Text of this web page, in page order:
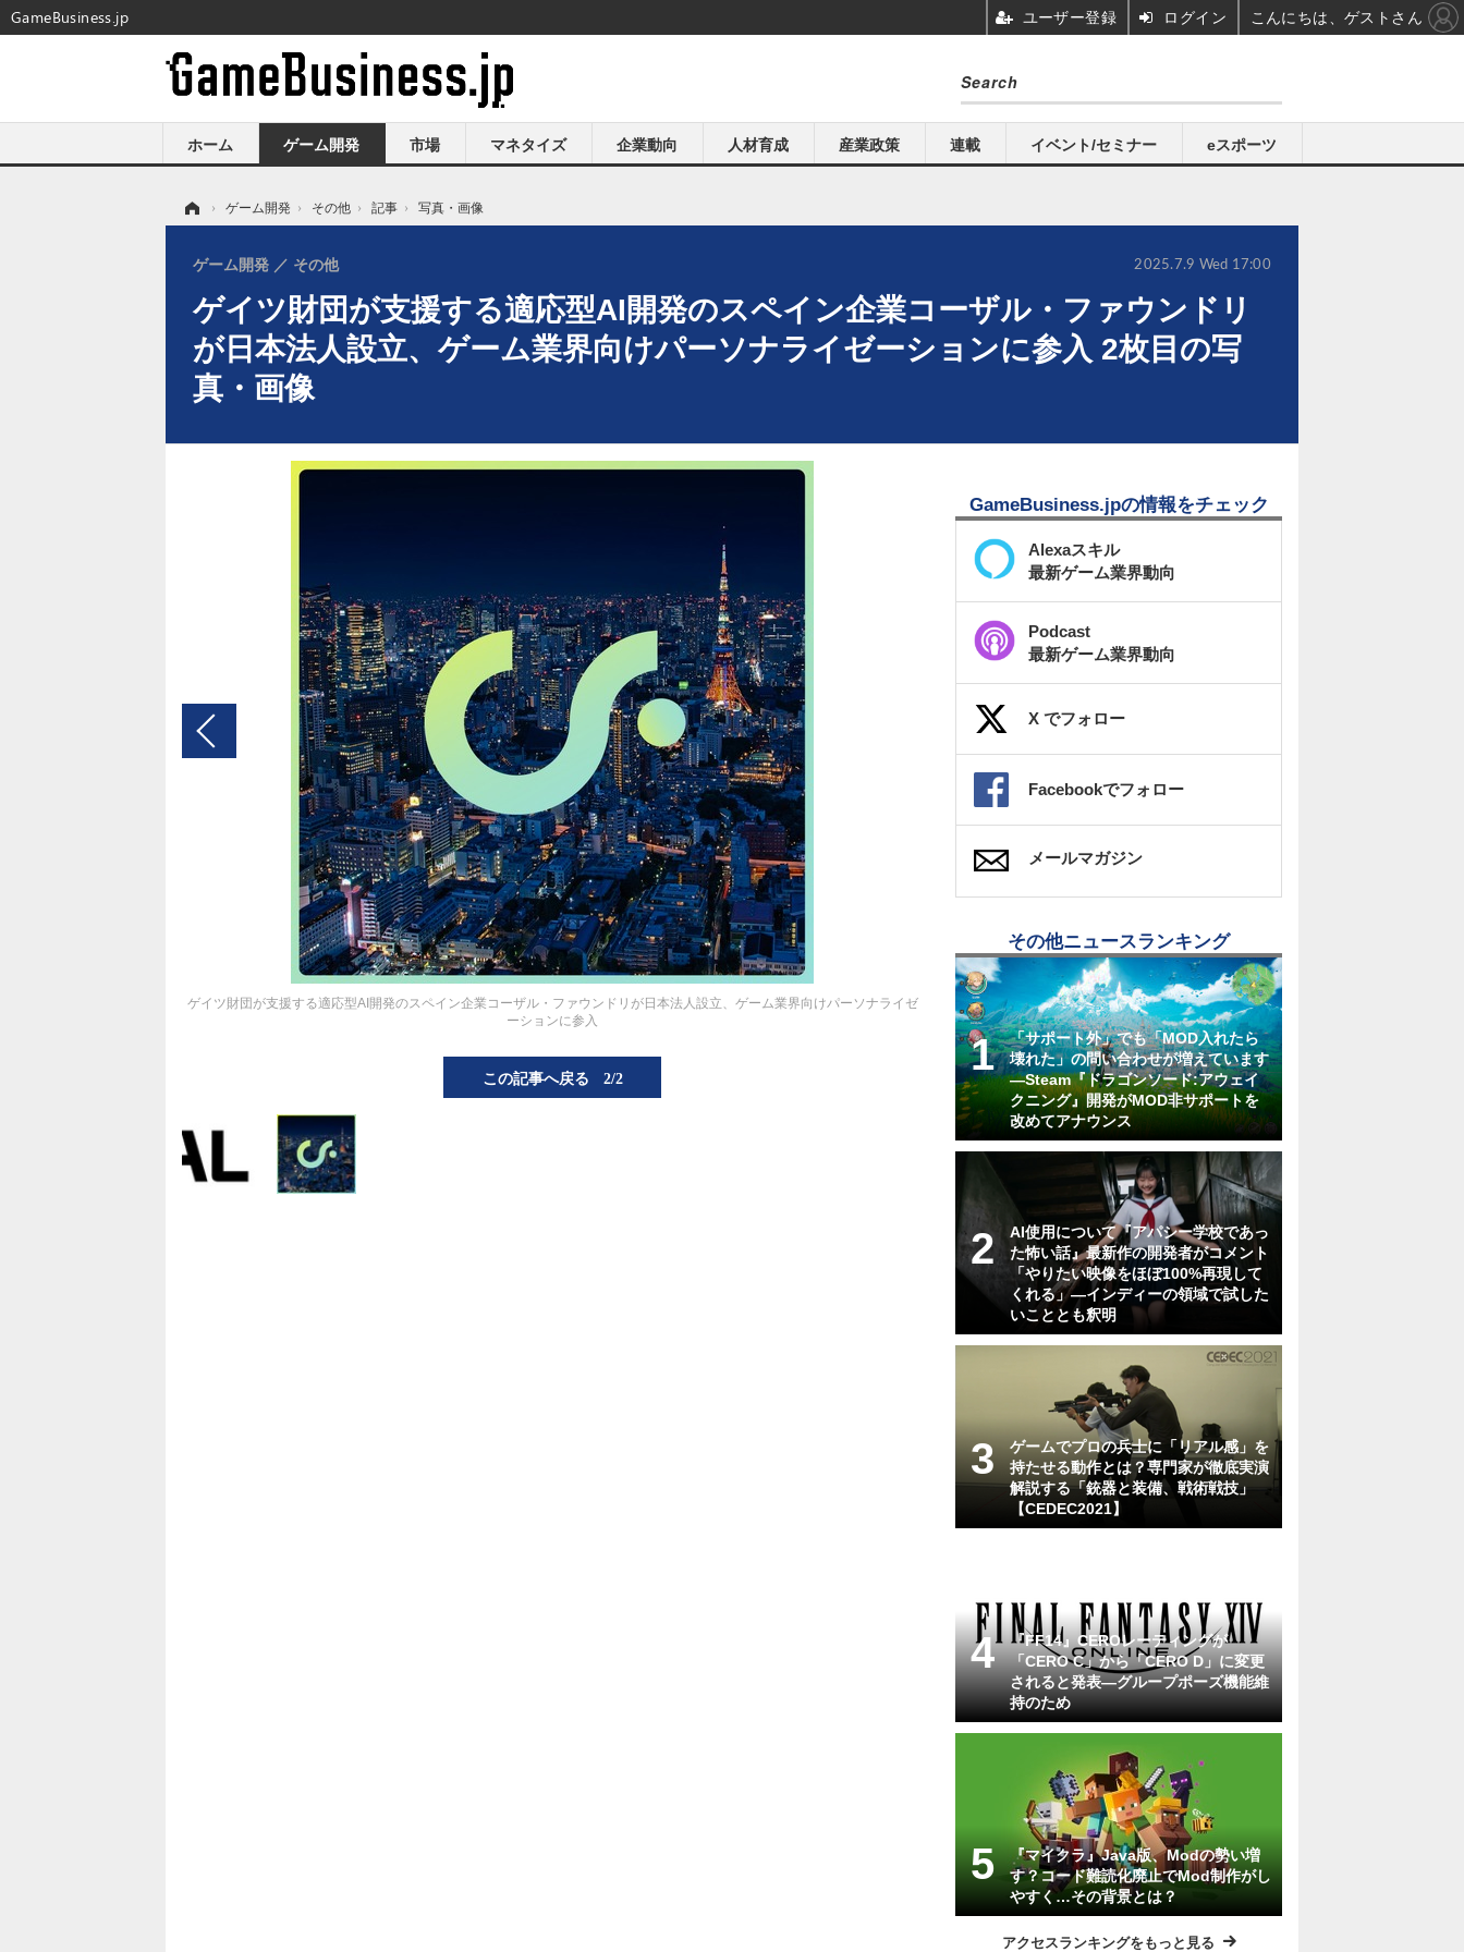
ホーム ゲーム開発 市場 マネタイズ 企業動向 人材育成 産業政策 連載 イベント/セミナー eスポーツ
› ゲーム開発 › その他 › 記事 › 写真・画像
ゲイツ財団が支援する適応型AI開発のスペイン企業コーザル・ファウンドリ
が日本法人設立、ゲーム業界向けパーソナライゼーションに参入 2枚目の写
真・画像
ゲーム開発 その他 2025.7.9 Wed 17:00
ゲイツ財団が支援する適応型AI開発のスペイン企業コーザル・ファウンドリが日本法人設立、ゲーム業界向けパーソナライゼ
ーションに参入
この記事へ戻る 2/2
GameBusiness.jpの情報をチェック
Alexaスキル
最新ゲーム業界動向
Podcast
最新ゲーム業界動向
X でフォロー
Facebookでフォロー
メールマガジン
その他ニュースランキング
「サポート外」でも「MOD入れたら
壊れた」の問い合わせが増えています
―Steam『ドラゴンソード:アウェイ
クニング』開発がMOD非サポートを
改めてアナウンス
AI使用について『アパシー学校であっ
た怖い話』最新作の開発者がコメント
「やりたい映像をほぼ100%再現して
くれる」―インディーの領域で試した
いこととも釈明
ゲームでプロの兵士に「リアル感」を
持たせる動作とは？専門家が徹底実演
解説する「銃器と装備、戦術戦技」
【CEDEC2021】
『FF14』CEROレーティングが
「CERO C」から「CERO D」に変更
されると発表―グループポーズ機能維
持のため
『マイクラ』Java版、Modの勢い増
す？コード難読化廃止でMod制作がし
やすく…その背景とは？
アクセスランキングをもっと見る
GameBusiness.jp ユーザー登録 ログイン こんにちは、ゲストさん